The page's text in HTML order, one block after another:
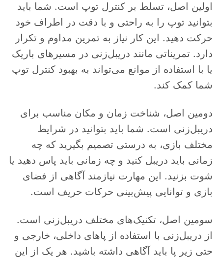
اولین اصل، تسلط بر کنترل توپ است. شما باید
بتوانید توپ را به راحتی و با دقت در اطراف خود
حرکت دهید. این کار نیاز به تمرین مداوم و تکرار
دارد. تمریناتی مانند دریبل‌زنی در مسیرهای باریک
یا با استفاده از موانع می‌تواند به بهبود کنترل توپ
شما کمک کند.
دومین اصل، شناخت زمان و مکان مناسب برای
دریبل‌زنی است. شما باید بتوانید در شرایط
مختلف بازی، به درستی تصمیم بگیرید که چه
زمانی باید دریبل کنید و چه زمانی باید پاس دهید یا
شوت بزنید. این مهارت نیازمند آگاهی از فضای
بازی و توانایی پیش‌بینی حرکات حریف است.
سومین اصل، تکنیک‌های مختلف دریبل‌زنی است.
از دریبل‌زنی با استفاده از پاهای داخلی، خارجی و
حتی زیر پا باید آگاهی داشته باشید. هر یک از این